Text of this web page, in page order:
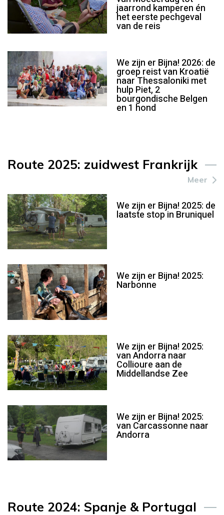
jaarrond kamperen én
het eerste pechgeval
van de reis
We zijn er Bijna! 2026: de
groep reist van Kroatië
naar Thessaloniki met
hulp Piet, 2
bourgondische Belgen
en 1 hond
Route 2025: zuidwest Frankrijk
Meer
We zijn er Bijna! 2025: de
laatste stop in Bruniquel
We zijn er Bijna! 2025:
Narbonne
We zijn er Bijna! 2025:
van Andorra naar
Collioure aan de
Middellandse Zee
We zijn er Bijna! 2025:
van Carcassonne naar
Andorra
Route 2024: Spanje & Portugal